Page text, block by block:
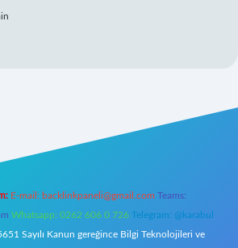
E-mail: backlinkpaneli@gmail.com Teams:
Whatsapp: 0262 606 0 726 Telegram: @karabul
Sayılı Kanun gereğince Bilgi Teknolojileri ve